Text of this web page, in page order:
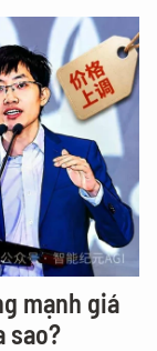
mạnh giá
sao?